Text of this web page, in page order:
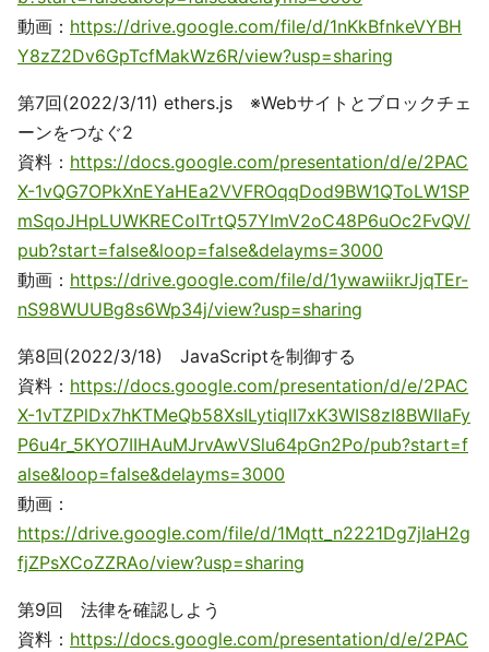
動画： https://drive.google.com/file/d/1nKkBfnkeVYBH
Y8zZ2Dv6GpTcfMakWz6R/view?usp=sharing
第7回(2022/3/11) ethers.js ※Webサイトとブロックチェ
ーンをつなぐ2
資料： https://docs.google.com/presentation/d/e/2PAC
X-1vQG7OPkXnEYaHEa2VVFROqqDod9BW1QToLW1SP
mSqoJHpLUWKRECoITrtQ57YImV2oC48P6uOc2FvQV/
pub?start=false&loop=false&delayms=3000
動画： https://drive.google.com/file/d/1ywawiikrJjqTEr-
nS98WUUBg8s6Wp34j/view?usp=sharing
第8回(2022/3/18) JavaScriptを制御する
資料： https://docs.google.com/presentation/d/e/2PAC
X-1vTZPlDx7hKTMeQb58XsILytiqlI7xK3WIS8zI8BWIIaFy
P6u4r_5KYO7IIHAuMJrvAwVSlu64pGn2Po/pub?start=f
alse&loop=false&delayms=3000
動画：
https://drive.google.com/file/d/1Mqtt_n2221Dg7jIaH2g
fjZPsXCoZZRAo/view?usp=sharing
第9回 法律を確認しよう
資料： https://docs.google.com/presentation/d/e/2PAC